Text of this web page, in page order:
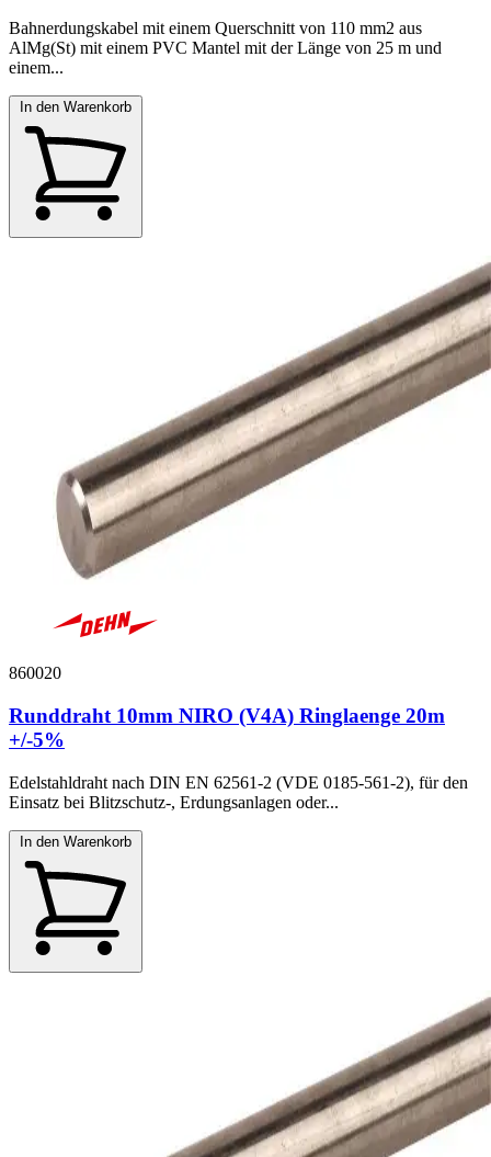
Bahnerdungskabel mit einem Querschnitt von 110 mm2 aus
AlMg(St) mit einem PVC Mantel mit der Länge von 25 m und
einem...
In den Warenkorb
860020
Runddraht 10mm NIRO (V4A) Ringlaenge 20m
+/-5%
Edelstahldraht nach DIN EN 62561-2 (VDE 0185-561-2), für den
Einsatz bei Blitzschutz-, Erdungsanlagen oder...
In den Warenkorb